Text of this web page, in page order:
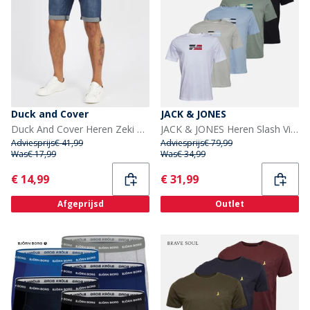
Duck and Cover
Duck And Cover Heren Zeki Denim Shorts Dunkel Waschung
Adviesprijs€ 41,99
Was€ 17,99
Current
€ 14,99
Afgeprijsd
JACK & JONES
JACK & JONES Heren Slash Vijf Pack T-shirts Bright White/Zwart/Cashmere Blue/Iceberg Green/Glacier Grey
Adviesprijs€ 79,99
Was€ 34,99
Current
€ 31,99
Outlet